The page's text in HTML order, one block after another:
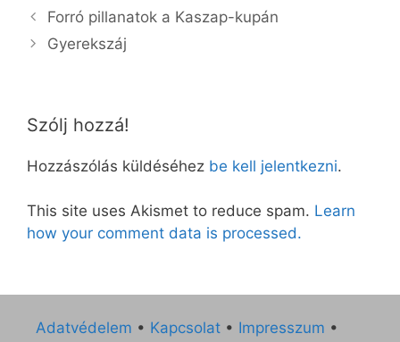
Forró pillanatok a Kaszap-kupán
Gyerekszáj
Szólj hozzá!
Hozzászólás küldéséhez be kell jelentkezni.
This site uses Akismet to reduce spam. Learn
how your comment data is processed.
Adatvédelem • Kapcsolat • Impresszum •